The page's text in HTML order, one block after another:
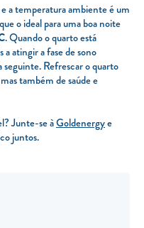
a temperatura ambiente é um
o ideal para uma boa noite
. Quando o quarto está
atingir a fase de sono
Refrescar o quarto
também de saúde e
Junte-se àGoldenergye
juntos.